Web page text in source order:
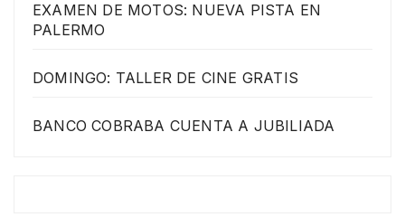
EXAMEN DE MOTOS: NUEVA PISTA EN
PALERMO
DOMINGO: TALLER DE CINE GRATIS
BANCO COBRABA CUENTA A JUBILIADA